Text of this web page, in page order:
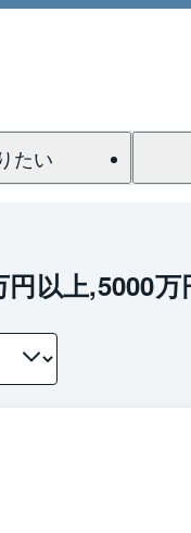
たい
以上,5000
1 / 0